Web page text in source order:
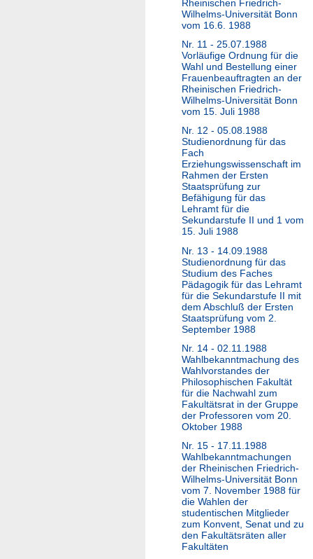
Rheinischen Friedrich-
Wilhelms-Universität Bonn
vom 16.6. 1988
Nr. 11 - 25.07.1988
Vorläufige Ordnung für die
Wahl und Bestellung einer
Frauenbeauftragten an der
Rheinischen Friedrich-
Wilhelms-Universität Bonn
vom 15. Juli 1988
Nr. 12 - 05.08.1988
Studienordnung für das
Fach
Erziehungswissenschaft im
Rahmen der Ersten
Staatsprüfung zur
Befähigung für das
Lehramt für die
Sekundarstufe II und 1 vom
15. Juli 1988
Nr. 13 - 14.09.1988
Studienordnung für das
Studium des Faches
Pädagogik für das Lehramt
für die Sekundarstufe II mit
dem Abschluß der Ersten
Staatsprüfung vom 2.
September 1988
Nr. 14 - 02.11.1988
Wahlbekanntmachung des
Wahlvorstandes der
Philosophischen Fakultät
für die Nachwahl zum
Fakultätsrat in der Gruppe
der Professoren vom 20.
Oktober 1988
Nr. 15 - 17.11.1988
Wahlbekanntmachungen
der Rheinischen Friedrich-
Wilhelms-Universität Bonn
vom 7. November 1988 für
die Wahlen der
studentischen Mitglieder
zum Konvent, Senat und zu
den Fakultätsräten aller
Fakultäten